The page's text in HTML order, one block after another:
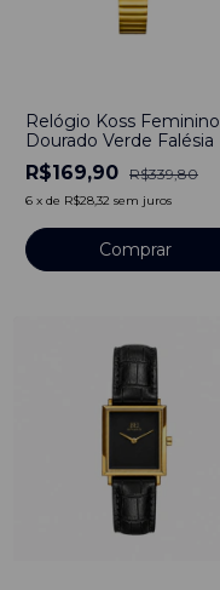
Relógio Koss Feminino
Dourado Verde Falésia
R$169,90 R$339,80
6 x de R$28,32 sem juros